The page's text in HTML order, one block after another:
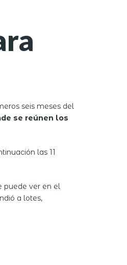
seis meses del
se reúnen los
las 11
puede ver en el
a lotes,